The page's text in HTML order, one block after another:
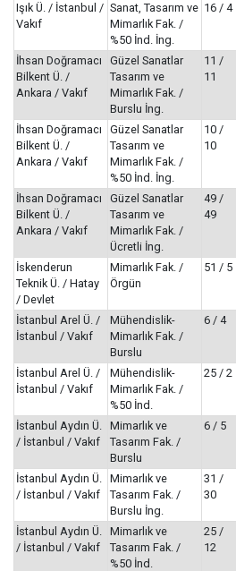
Işık Ü. / İstanbul /
Vakıf
Sanat, Tasarım ve
Mimarlık Fak. /
%50 İnd. İng.
16 / 4
İhsan Doğramacı
Bilkent Ü. /
Ankara / Vakıf
Güzel Sanatlar
Tasarım ve
Mimarlık Fak. /
Burslu İng.
11 /
11
İhsan Doğramacı
Bilkent Ü. /
Ankara / Vakıf
Güzel Sanatlar
Tasarım ve
Mimarlık Fak. /
%50 İnd. İng.
10 /
10
İhsan Doğramacı
Bilkent Ü. /
Ankara / Vakıf
Güzel Sanatlar
Tasarım ve
Mimarlık Fak. /
Ücretli İng.
49 /
49
İskenderun
Teknik Ü. / Hatay
/ Devlet
Mimarlık Fak. /
Örgün
51 / 5
İstanbul Arel Ü. /
İstanbul / Vakıf
Mühendislik-
Mimarlık Fak. /
Burslu
6 / 4
İstanbul Arel Ü. /
İstanbul / Vakıf
Mühendislik-
Mimarlık Fak. /
%50 İnd.
25 / 2
İstanbul Aydın Ü.
/ İstanbul / Vakıf
Mimarlık ve
Tasarım Fak. /
Burslu
6 / 5
İstanbul Aydın Ü.
/ İstanbul / Vakıf
Mimarlık ve
Tasarım Fak. /
Burslu İng.
31 /
30
İstanbul Aydın Ü.
/ İstanbul / Vakıf
Mimarlık ve
Tasarım Fak. /
%50 İnd.
25 /
12